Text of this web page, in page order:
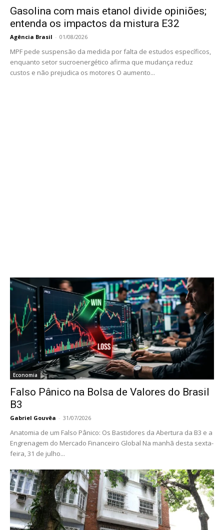
Gasolina com mais etanol divide opiniões;
entenda os impactos da mistura E32
Agência Brasil - 01/08/2026
MPF pede suspensão da medida por falta de estudos específicos,
enquanto setor sucroenergético afirma que mudança reduz
custos e não prejudica os motores O aumento...
Economia
Falso Pânico na Bolsa de Valores do Brasil
B3
Gabriel Gouvêa - 31/07/2026
Anatomia de um Falso Pânico: Os Bastidores da Abertura da B3 e a
Engrenagem do Mercado Financeiro Global Na manhã desta sexta-
feira, 31 de julho...